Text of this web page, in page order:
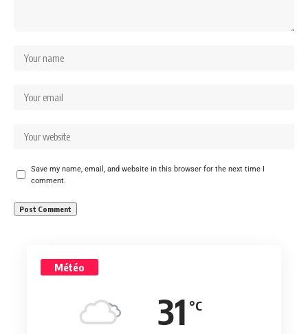
Save my name, email, and website in this browser for the next time I
comment.
Météo
31 °C